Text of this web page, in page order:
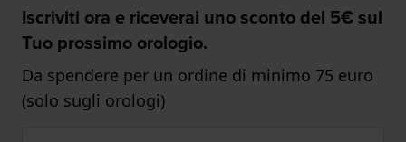
Iscriviti ora e riceverai uno sconto del 5€ sul
Tuo prossimo orologio.
Da spendere per un ordine di minimo 75 euro
(solo sugli orologi)